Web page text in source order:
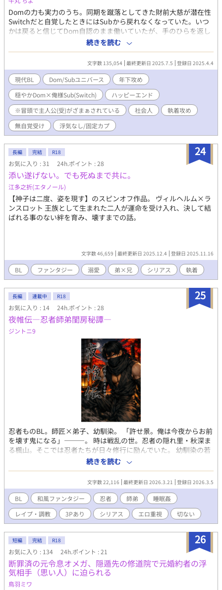
描写が多々あります故、20歳未満の方は、自己責任に於いて判断
をお願い致します。 当方では、如何なる不利益を被られましても
責任が取れませんので、予めご理解下さいませ。 タイトル横に＊
印がある頁は性的、暴力的描写を含みますので、お気を付け下さ
い。 此方の作品は、作者の妄想によるフィクションであり、実際
のものとは一切の関係も御座いません。 また、作者は専門家では
ありませんので、間違った解釈等あるかと思います。 異常な性癖
をテーマにしたお話の一つとなり、この作品では他者に苦痛を与
えることで性的快感を得る異常な男を軸に展開しております。 何
でもありな異常性の強いお話になります。 愛なし恋愛要素も皆
無、ただ只管に狂った男が欲望の赴くままに好き勝手やらかすヴ
ァイオレンスな内容です。 苦手な方は読まれないことをオススメ
致します。 以上のことご理解頂けたらと思います。
Domの力も実力のうち。同期を蹴落としてきた財前大慈が潜在性
Switchだと自覚したときにはSubから戻れなくなっていた。いつ
かは戻ると信じてDom自認のまま働いていたが、手のひらを返し
た周囲の態度に打ちのめされ街中でパニック発作を起こしてしま
う。 目を覚ますと杜上千裕に膝枕されており、彼の診療所に運ば
れたことを知る。 「Careを拒絶し続けては心を壊す。僕を利用す
ると思えばいい──」 精神科医でありDomである千裕の性行為は
仕事上の対応だと解釈し、受け入れる。 千裕との行為は甘く、大
慈はSubの性感を恥じながら溺れていく。 周りからは性格が丸く
なったと評価され、新しい生き方に適応できたかのように思え
た。 しかし大慈自身は自分が自分ではなくなっていくような不安
を抱えていた。なにより、日々強くなる千裕への想いが「Subだ
から」だと思うと恐ろしくてたまらない。 そんな中で、なんの前
触れもなくDomに転換していた。 千裕に会うとSubに戻ってしま
うかもしれないと不安を隠せない大慈。それを見透かした千裕は
穏やかに身を引く。 Domとしての日常に戻り、Subだった過去
を、千裕を忘れようとするが……再びSubになってしまう。
続きを読む
文字数 135,054 最終更新日 2025.7.5 登録日 2025.4.4
現代BL Dom/Subユニバース
年下攻め
穏やかDom×俺様Sub(Switch)
ハッピーエンド
※冒頭で主人公(受)がざまぁされている
社会人
執着攻め
無自覚受け
浮気なし/固定カプ
24
長編 完結 R18
お気に入り : 31 24h.ポイント : 28
添い遂げない。でも死ぬまで共に。
江多之折(エタノール)
【神子は二度、姿を現す】のスピンオフ作品。 ヴィルヘルム×ラ
ンスロット 王族として生まれた二人が運命を受け入れ、決して結
ばれる事のない絆を育み、壊すまでの話。
文字数 46,659 最終更新日 2025.12.4 登録日 2025.11.16
BL ファンタジー 溺愛 弟×兄 シリアス 執着
25
長編 連載中 R18
お気に入り : 14 24h.ポイント : 28
夜帷伝―忍者師弟閨房秘譚―
ジントニ9
忍者ものBL。師匠×弟子、幼馴染。 「許せ景。俺は今夜からお前
を壊す鬼になる」―――。 時は戦乱の世。忍者の隠れ里・秋深ま
る楓山。そこでは忍者たちが日々修行に励んでいた。 幼馴染の若
忍である景と凪。そして彼らの師範草之助。 里随一の才覚を持ち
ながらも強さの裏に清廉潔白さを秘める景は、成人になってもた
だ一つ、色を使い相手を惑わせる忍びの技術「房中術」の習得を
拒んできた。そんな彼に密かな想いを寄せつつも純粋に慕う凪。
そして2人を幼少の頃から厳しくも温かく指導する師匠草之助。そ
んな穏やかな日々が続くはずだった。 ある日の里長会議により、
非情なる忍務が草之助に下る。 それは若忍景に師匠草之助が半月
かけて秘術とされる同性間房中術を仕込んだ上で、最終成果を里
の重鎮らの面前で実技試験するというものだった。 師弟の苦悩と
情欲にまみれた訓練が開始される。その中で、景は幼馴染凪への
想いと共に、父同然に慕ってきたはずの師匠草之助に芽生える禁
断の感情に揺れ動き…。
続きを読む
文字数 22,116 最終更新日 2026.3.21 登録日 2026.3.5
BL 和風ファンタジー 忍者 師弟
睡眠姦
レイプ・調教
3Pあり シリアス エロ重視 切ない
26
短編 完結 R18
お気に入り : 134 24h.ポイント : 21
断罪済の元令息オメガ、隠遁先の修道院で元婚約者の浮
気相手（思い人）に迫られる
鳥羽ミワ